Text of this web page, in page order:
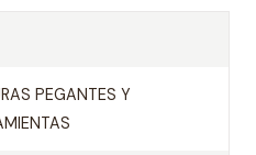
PEGANTES Y